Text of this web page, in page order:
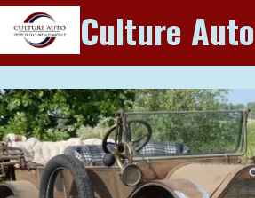
Aller
au
contenu
Culture Auto